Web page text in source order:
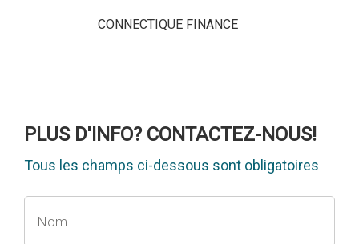
CONNECTIQUE FINANCE
PLUS D'INFO? CONTACTEZ-NOUS!
Tous les champs ci-dessous sont obligatoires